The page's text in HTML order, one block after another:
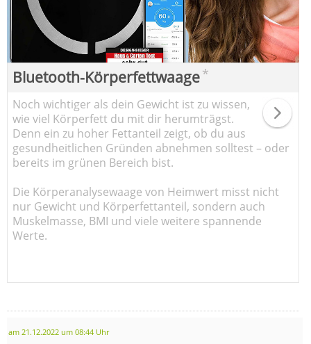
Bluetooth-Körperfettwaage*
Noch wichtiger als dein Gewicht ist zu wissen,
wie viel Körperfett du mit dir herumträgst.
Denn ein zu hoher Fettanteil zeigt, ob du aus
gesundheitlichen Gründen abnehmen solltest – oder
bereits im grünen Bereich bist.
Die Körperanalysewaage von Heimwert misst nicht
nur Gewicht und Körperfettanteil, sondern auch
Muskelmasse, BMI und viele weitere spannende
Werte.
am 21.12.2022 um 08:44 Uhr